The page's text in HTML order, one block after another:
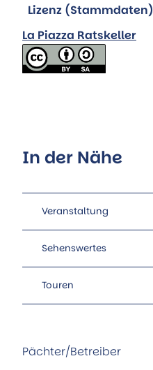
Lizenz (Stammdaten)
La Piazza Ratskeller
In der Nähe
Veranstaltung
Sehenswertes
Touren
Pächter/Betreiber